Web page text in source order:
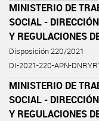
MINISTERIO DE
SOCIAL -
Y REGULACIONES
Disposición 220/2021
DI-2021-220-APN-
MINISTERIO DE
SOCIAL -
Y REGULACIONES